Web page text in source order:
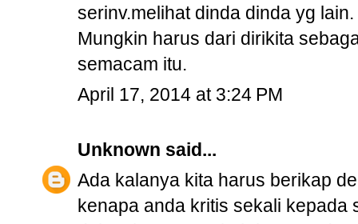
serinv.melihat dinda dinda yg lain.
Mungkin harus dari dirikita
semacam itu.
April 17, 2014 at 3:24 PM
Unknown said...
Ada kalanya kita harus berikap
kenapa anda kritis sekali